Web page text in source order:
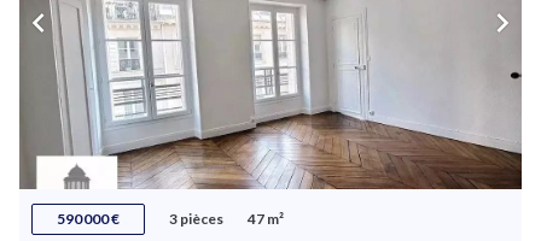
590 000 € 3 pièces 47 m²